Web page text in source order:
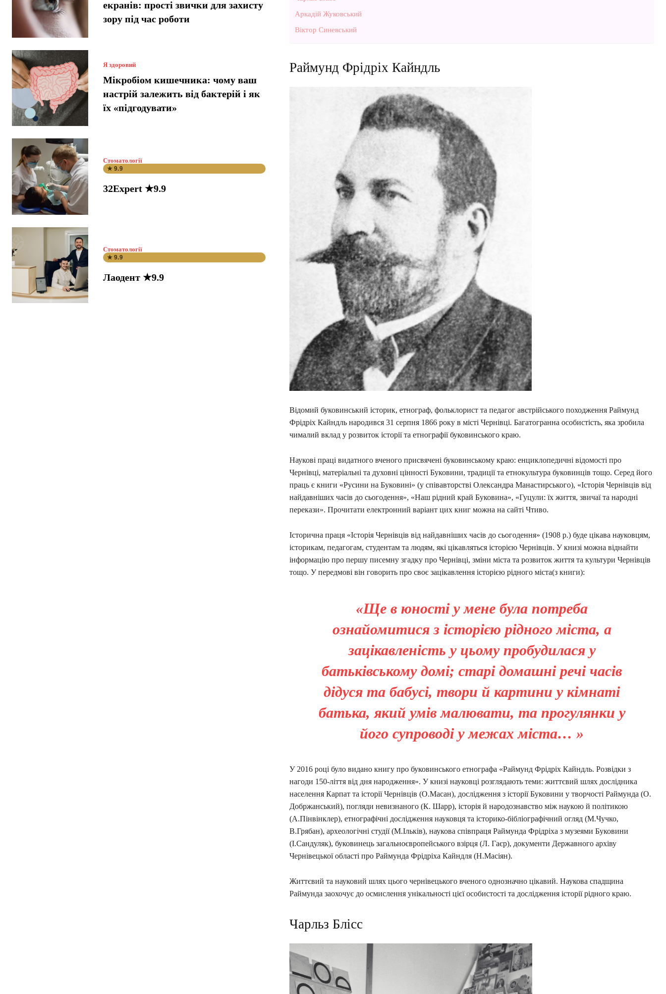
екранів: прості звички для захисту
зору під час роботи
Я здоровий
Мікробіом кишечника: чому ваш
настрій залежить від бактерій і як
їх «підгодувати»
Стоматології
★ 9.9
32Expert ★9.9
Стоматології
★ 9.9
Лаодент ★9.9
Аркадій Жуковський
Віктор Синевський
Раймунд Фрідріх Кайндль
Відомий буковинський історик, етнограф, фольклорист та педагог австрійського походження Раймунд
Фрідріх Кайндль народився 31 серпня 1866 року в місті Чернівці. Багатогранна особистість, яка зробила
чималий вклад у розвиток історії та етнографії буковинського краю.
Наукові праці видатного вченого присвячені буковинському краю: енциклопедичні відомості про
Чернівці, матеріальні та духовні цінності Буковини, традиції та етнокультура буковинців тощо. Серед його
праць є книги «Русини на Буковині» (у співавторстві Олександра Манастирського), «Історія Чернівців від
найдавніших часів до сьогодення», «Наш рідний край Буковина», «Гуцули: їх життя, звичаї та народні
перекази». Прочитати електронний варіант цих книг можна на сайті Чтиво.
Історична праця «Історія Чернівців від найдавніших часів до сьогодення» (1908 р.) буде цікава науковцям,
історикам, педагогам, студентам та людям, які цікавляться історією Чернівців. У книзі можна віднайти
інформацію про першу писемну згадку про Чернівці, зміни міста та розвиток життя та культури Чернівців
тощо. У передмові він говорить про своє зацікавлення історією рідного міста(з книги):
«Ще в юності у мене була потреба
ознайомитися з історією рідного міста, а
зацікавленість у цьому пробудилася у
батьківському домі; старі домашні речі часів
дідуся та бабусі, твори й картини у кімнаті
батька, який умів малювати, та прогулянки у
його супроводі у межах міста… »
У 2016 році було видано книгу про буковинського етнографа «Раймунд Фрідріх Кайндль. Розвідки з
нагоди 150-ліття від дня народження». У книзі науковці розглядають теми: життєвий шлях дослідника
населення Карпат та історії Чернівців (О.Масан), дослідження з історії Буковини у творчості Раймунда (О.
Добржанський), погляди невизнаного (К. Шарр), історія й народознавство між наукою й політикою
(А.Пінвінклер), етнографічні дослідження науковця та історико-бібліографічний огляд (М.Чучко,
В.Грябан), археологічні студії (М.Ільків), наукова співпраця Раймунда Фрідріха з музеями Буковини
(І.Сандуляк), буковинець загальноєвропейського взірця (Л. Гаєр), документи Державного архіву
Чернівецької області про Раймунда Фрідріха Кайндля (Н.Масіян).
Життєвий та науковий шлях цього чернівецького вченого однозначно цікавий. Наукова спадщина
Раймунда заохочує до осмислення унікальності цієї особистості та дослідження історії рідного краю.
Чарльз Блісс